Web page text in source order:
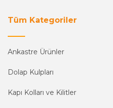
Tüm Kategoriler
Ankastre Ürünler
Dolap Kulpları
Kapı Kolları ve Kilitler